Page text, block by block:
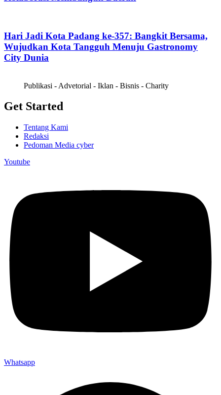
Hari Jadi Kota Padang ke-357: Bangkit Bersama,
Wujudkan Kota Tangguh Menuju Gastronomy
City Dunia
Publikasi - Advetorial - Iklan - Bisnis - Charity
Get Started
Tentang Kami
Redaksi
Pedoman Media cyber
Youtube
Whatsapp